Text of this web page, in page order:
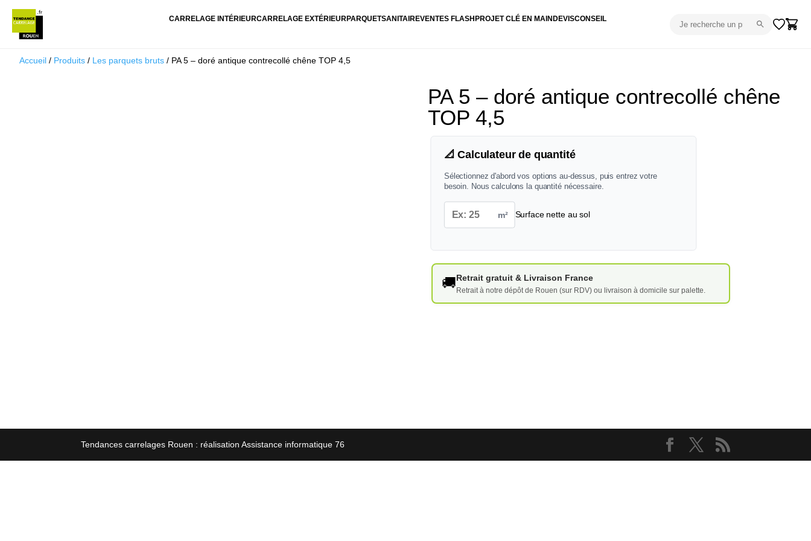
CARRELAGE INTÉRIEURCARRELAGE EXTÉRIEURPARQUETSANITAIREVENTES FLASH PROJET CLÉ EN MAIN DEVISCONSEIL
Accueil / Produits / Les parquets bruts / PA 5 – doré antique contrecollé chêne TOP 4,5
PA 5 – doré antique contrecollé chêne
TOP 4,5
📐 Calculateur de quantité
Sélectionnez d'abord vos options au-dessus, puis entrez votre
besoin. Nous calculons la quantité nécessaire.
m² Surface nette au sol
🚚Retrait gratuit & Livraison France
Retrait à notre dépôt de Rouen (sur RDV) ou livraison à domicile sur palette.
Tendances carrelages Rouen : réalisation Assistance informatique 76